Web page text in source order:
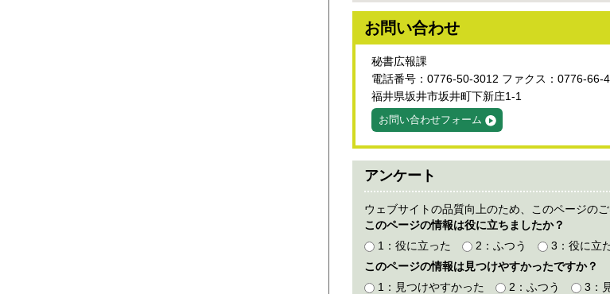
お問い合わせ
秘書広報課
電話番号：0776-50-3012 ファクス：0776-66-
福井県坂井市坂井町下新庄1-1
お問い合わせフォーム
アンケート
ウェブサイトの品質向上のため、このページの
このページの情報は役に立ちましたか？
1：役に立った
2：ふつう
3：役に立
このページの情報は見つけやすかったですか？
1：見つけやすかった
2：ふつう 3：